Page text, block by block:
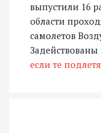
выпустили 16
области
самолетов
если те